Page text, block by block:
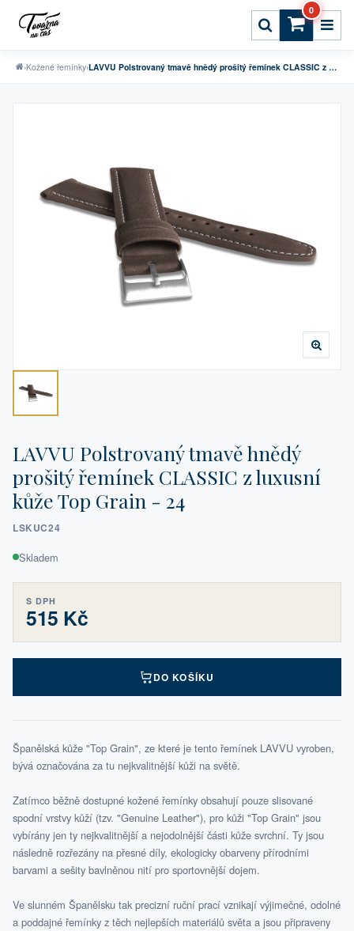
0
›Kožené řemínky› LAVVU Polstrovaný tmavě hnědý prošitý řemínek CLASSIC z luxusní kůže Top Grain - 24
LAVVU Polstrovaný tmavě hnědý
prošitý řemínek CLASSIC z luxusní
kůže Top Grain - 24
LSKUC24
Skladem
S DPH
515 Kč
DO KOŠÍKU
Španělská kůže "Top Grain", ze které je tento řemínek LAVVU vyroben,
bývá označována za tu nejkvalitnější kůži na světě.
Zatímco běžně dostupné kožené řemínky obsahují pouze slisované
spodní vrstvy kůží (tzv. "Genuine Leather"), pro kůži "Top Grain" jsou
vybírány jen ty nejkvalitnější a nejodolnější části kůže svrchní. Ty jsou
následně rozřezány na přesné díly, ekologicky obarveny přírodními
barvami a sešity bavlněnou nití pro sportovnější dojem.
Ve slunném Španělsku tak precizní ruční prací vznikají výjimečné, odolné
a poddajné řemínky z těch nejlepších materiálů světa a jsou připraveny